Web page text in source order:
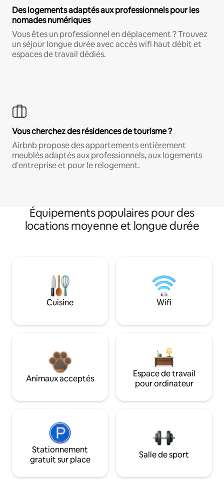
Des logements adaptés aux professionnels pour les
nomades numériques
Vous êtes un professionnel en déplacement ? Trouvez
un séjour longue durée avec accès wifi haut débit et
espaces de travail dédiés.
Vous cherchez des résidences de tourisme ?
Airbnb propose des appartements entièrement
meublés adaptés aux professionnels, aux logements
d'entreprise et pour le relogement.
Équipements populaires pour des
locations moyenne et longue durée
Cuisine Wifi
Animaux acceptés
Espace de travail
pour ordinateur
Stationnement
gratuit sur place
Salle de sport